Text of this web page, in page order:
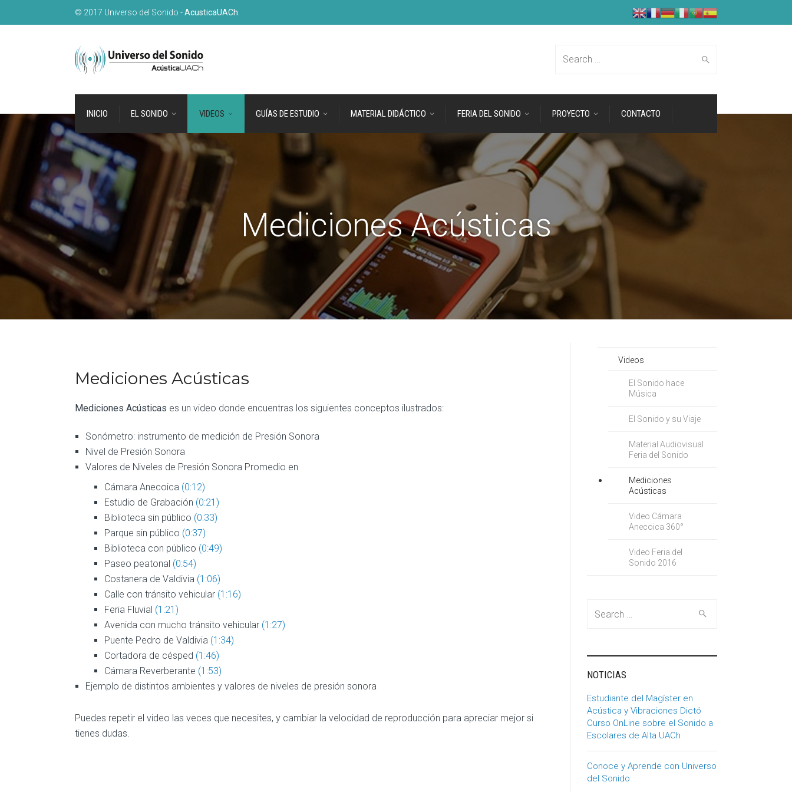
© 2017 Universo del Sonido -AcusticaUACh
Search for:
INICIO EL SONIDO VIDEOS GUÍAS DE ESTUDIO MATERIAL DIDÁCTICO FERIA DEL SONIDO PROYECTO CONTACTO
Mediciones Acústicas
Mediciones Acústicas
Mediciones Acústicas es un video donde encuentras los siguientes conceptos ilustrados:
Sonómetro: instrumento de medición de Presión Sonora
Nivel de Presión Sonora
Valores de Niveles de Presión Sonora Promedio en
Cámara Anecoica (0:12)
Estudio de Grabación (0:21)
Biblioteca sin público (0:33)
Parque sin público (0:37)
Biblioteca con público (0:49)
Paseo peatonal (0:54)
Costanera de Valdivia (1:06)
Calle con tránsito vehicular (1:16)
Feria Fluvial (1:21)
Avenida con mucho tránsito vehicular (1:27)
Puente Pedro de Valdivia (1:34)
Cortadora de césped (1:46)
Cámara Reverberante (1:53)
Ejemplo de distintos ambientes y valores de niveles de presión sonora
Puedes repetir el video las veces que necesites, y cambiar la velocidad de reproducción para apreciar mejor si
tienes dudas.
Videos
El Sonido hace
Música
El Sonido y su Viaje
Material Audiovisual
Feria del Sonido
Mediciones
Acústicas
Video Cámara
Anecoica 360°
Video Feria del
Sonido 2016
NOTICIAS
Estudiante del Magíster en
Acústica y Vibraciones Dictó
Curso OnLine sobre el Sonido a
Escolares de Alta UACh
Conoce y Aprende con Universo
del Sonido